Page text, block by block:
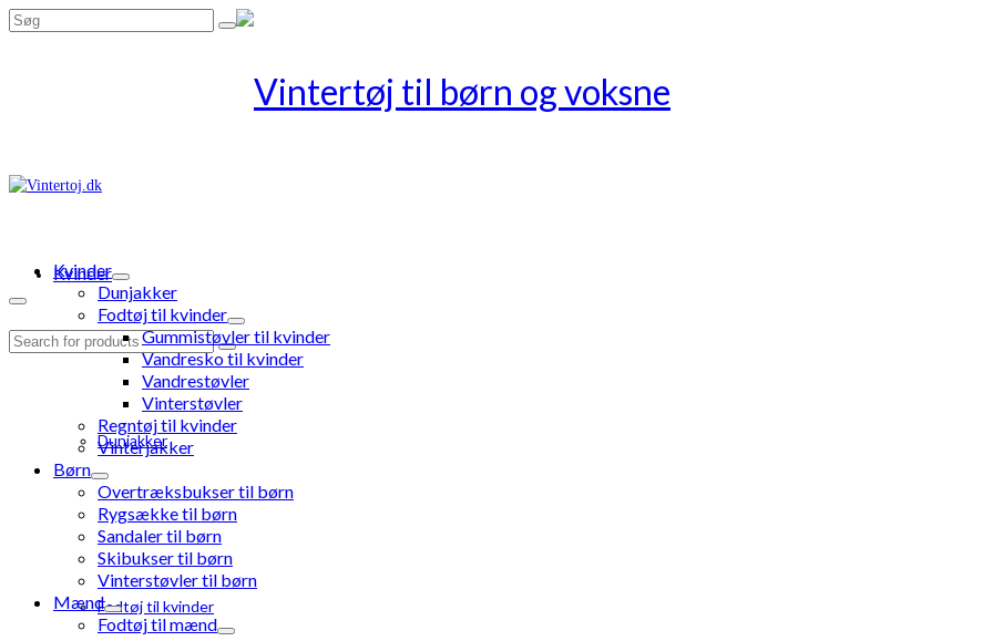
Search
Kvinder
Dunjakker
Fodtøj til kvinder
Search
Kvinder
Dunjakker
Fodtøj til kvinder
Gummistøvler til kvinder
Vandresko til kvinder
Vandrestøvler
Vinterstøvler
Regntøj til kvinder
Vinterjakker
Børn
Overtræksbukser til børn
Rygsække til børn
Sandaler til børn
Skibukser til børn
Vinterstøvler til børn
Mænd
Fodtøj til mænd